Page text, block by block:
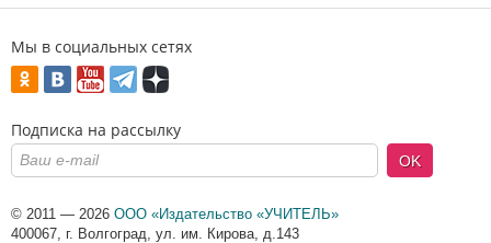
Мы в социальных сетях
Подписка на рассылку
OK
© 2011 — 2026 ООО «Издательство «УЧИТЕЛЬ»
400067, г. Волгоград, ул. им. Кирова, д.143